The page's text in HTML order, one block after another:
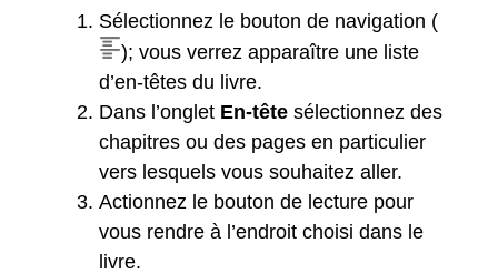
Sélectionnez le bouton de navigation (
); vous verrez apparaître une liste
d’en-têtes du livre.
Dans l’onglet En-têtesélectionnez des
chapitres ou des pages en particulier
vers lesquels vous souhaitez aller.
Actionnez le bouton de lecture pour
vous rendre à l’endroit choisi dans le
livre.